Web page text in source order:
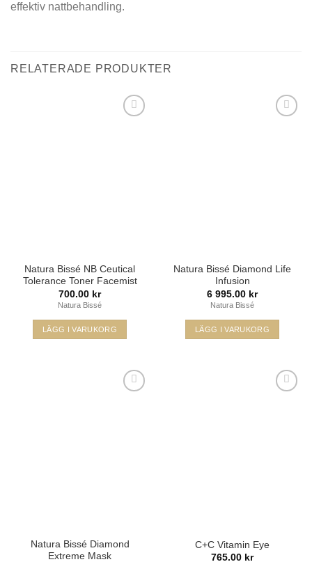
effektiv nattbehandling.
RELATERADE PRODUKTER
Natura Bissé NB Ceutical
Tolerance Toner Facemist
700.00 kr
Natura Bissé
LÄGG I VARUKORG
Natura Bissé Diamond Life
Infusion
6 995.00 kr
Natura Bissé
LÄGG I VARUKORG
Natura Bissé Diamond
Extreme Mask
C+C Vitamin Eye
765.00 kr